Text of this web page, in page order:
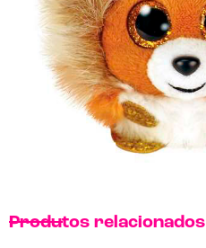
Produtos relacionados